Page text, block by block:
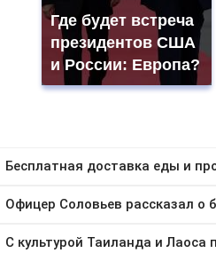
Где будет встреча
президентов США
и России: Европа?